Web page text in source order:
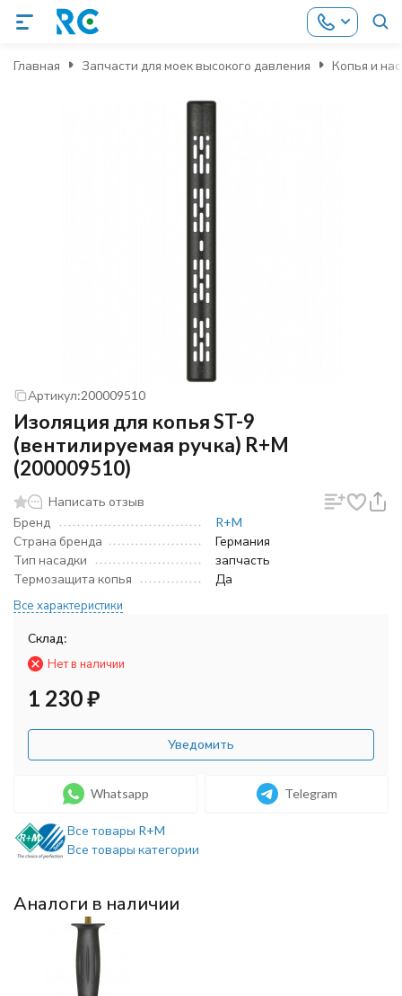
Главная Запчасти для моек высокого давления Копья и
Артикул:200009510
Изоляция для копья ST-9
(вентилируемая ручка) R+M
(200009510)
Написать отзыв
Бренд
R+M
Страна бренда
Германия
Тип насадки
запчасть
Термозащита копья
Да
Все характеристики
Склад:
Нет в наличии
1 230₽
Уведомить
Whatsapp Telegram
Все товары R+M
Все товары категории
Аналоги в наличии